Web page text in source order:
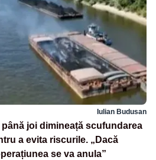
Iulian Budusan
joi dimineață scufundarea
a evita riscurile. „Dacă
se va anula”